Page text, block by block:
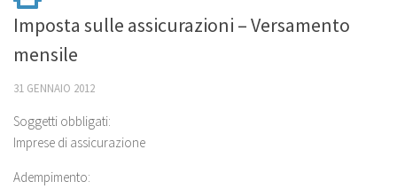
Imposta sulle assicurazioni – Versamento
mensile
31 GENNAIO 2012
Soggetti obbligati:
Imprese di assicurazione
Adempimento: